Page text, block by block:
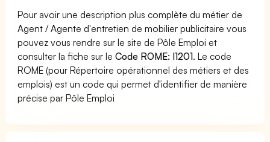
Pour avoir une description plus complète du métier de
Agent / Agente d'entretien de mobilier publicitaire vous
pouvez vous rendre sur le site de Pôle Emploi et
consulter la fiche sur leCode ROME: I1201. Le code
ROME (pour Répertoire opérationnel des métiers et des
emplois) est un code qui permet d'identifier de manière
précise par Pôle Emploi